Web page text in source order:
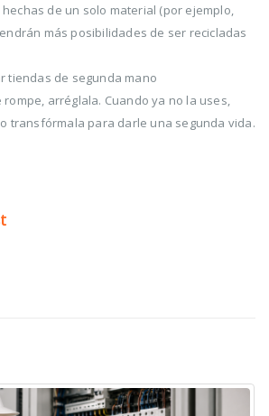
de un solo material (por ejemplo,
más posibilidades de ser recicladas
tiendas de segunda mano
arréglala. Cuando ya no la uses,
transfórmala para darle una segunda vida.